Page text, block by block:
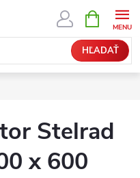
HĽADAŤ
KOŠÍK
Stelrad
x 600